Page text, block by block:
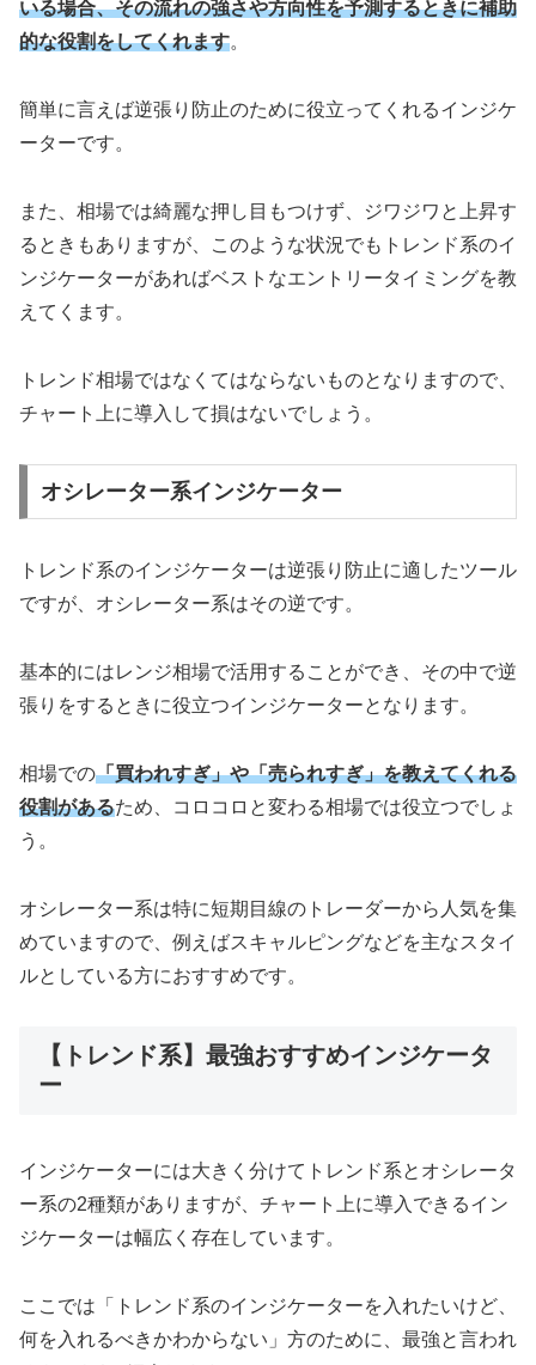
いる場合、その流れの強さや方向性を予測するときに補助
的な役割をしてくれます。
簡単に言えば逆張り防止のために役立ってくれるインジケ
ーターです。
また、相場では綺麗な押し目もつけず、ジワジワと上昇す
るときもありますが、このような状況でもトレンド系のイ
ンジケーターがあればベストなエントリータイミングを教
えてくます。
トレンド相場ではなくてはならないものとなりますので、
チャート上に導入して損はないでしょう。
オシレーター系インジケーター
トレンド系のインジケーターは逆張り防止に適したツール
ですが、オシレーター系はその逆です。
基本的にはレンジ相場で活用することができ、その中で逆
張りをするときに役立つインジケーターとなります。
相場での「買われすぎ」や「売られすぎ」を教えてくれる
役割があるため、コロコロと変わる相場では役立つでしょ
う。
オシレーター系は特に短期目線のトレーダーから人気を集
めていますので、例えばスキャルピングなどを主なスタイ
ルとしている方におすすめです。
【トレンド系】最強おすすめインジケータ
ー
インジケーターには大きく分けてトレンド系とオシレータ
ー系の2種類がありますが、チャート上に導入できるイン
ジケーターは幅広く存在しています。
ここでは「トレンド系のインジケーターを入れたいけど、
何を入れるべきかわからない」方のために、最強と言われ